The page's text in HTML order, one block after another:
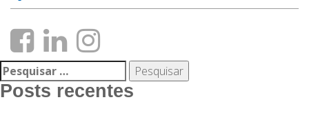
Pesquisar
por:
Posts recentes